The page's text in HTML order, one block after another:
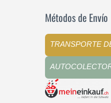
Métodos de Envío
TRANSPORTE